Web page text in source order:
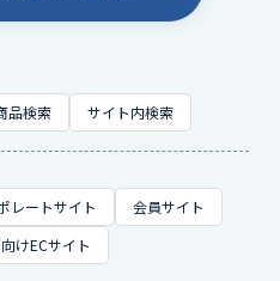
品検索 サイト内検索
レートサイト
会員サイト
けECサイト